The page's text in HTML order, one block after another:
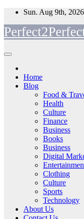
Skip
content
Sun. Aug 9th, 2026
Home
Blog
Food &
Health
Culture
Finance
Business
Books
Business
Digital
Clothing
Culture
Sports
Technology
About Us